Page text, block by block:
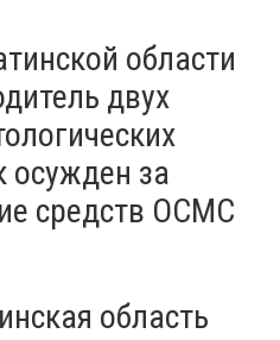
области
двух
осужден за
средств ОСМС
область